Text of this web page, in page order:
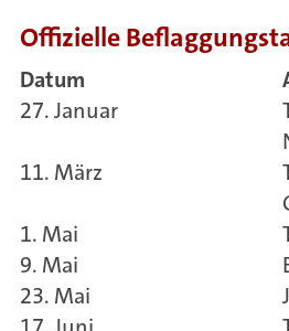
Offizielle
Datum
27. Januar
11. März
1. Mai
9. Mai
23. Mai